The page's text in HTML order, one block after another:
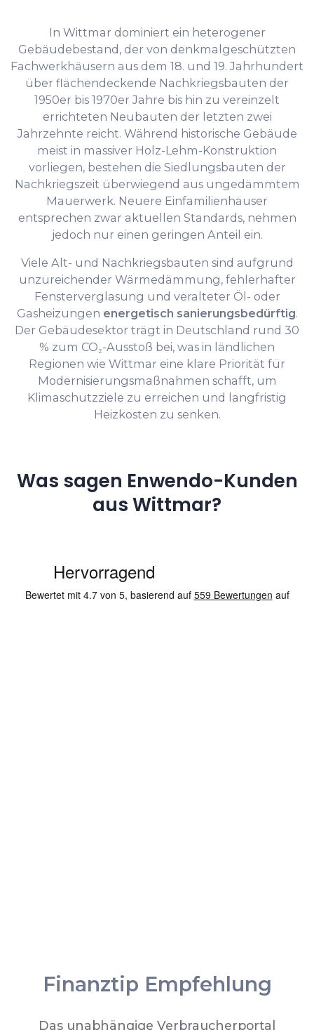
In Wittmar dominiert ein heterogener
Gebäudebestand, der von denkmalgeschützten
Fachwerkhäusern aus dem 18. und 19. Jahrhundert
über flächendeckende Nachkriegsbauten der
1950er bis 1970er Jahre bis hin zu vereinzelt
errichteten Neubauten der letzten zwei
Jahrzehnte reicht. Während historische Gebäude
meist in massiver Holz-Lehm-Konstruktion
vorliegen, bestehen die Siedlungsbauten der
Nachkriegszeit überwiegend aus ungedämmtem
Mauerwerk. Neuere Einfamilienhäuser
entsprechen zwar aktuellen Standards, nehmen
jedoch nur einen geringen Anteil ein.
Viele Alt- und Nachkriegsbauten sind aufgrund
unzureichender Wärmedämmung, fehlerhafter
Fensterverglasung und veralteter Öl- oder
Gasheizungen energetisch sanierungsbedürftig.
Der Gebäudesektor trägt in Deutschland rund 30
% zum CO₂-Ausstoß bei, was in ländlichen
Regionen wie Wittmar eine klare Priorität für
Modernisierungsmaßnahmen schafft, um
Klimaschutzziele zu erreichen und langfristig
Heizkosten zu senken.
Was sagen Enwendo-Kunden
aus Wittmar?
Finanztip Empfehlung
Das unabhängige Verbraucherportal